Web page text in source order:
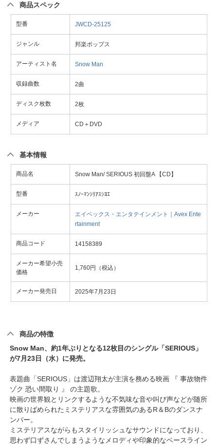
商品スペック
型番 JWCD-25125
ジャンル 邦楽ポップス
アーティスト名 Snow Man
収録曲数 2曲
ディスク枚数 2枚
メディア CD＋DVD
基本情報
商品名 Snow Man/ SERIOUS 初回盤A 【CD】
型番 ｽﾉｰﾏﾝｼﾘｱｽｼﾖｴ
メーカー
エイベックス・エンタテインメント｜Avex Ente
rtainment
商品コード 14158389
メーカー希望小売
価格
1,760円（税込）
メーカー発売日 2025年7月23日
商品の特徴
Snow Man、約1年ぶりとなる12枚目のシングル「SERIOUS」
が7月23日（水）に発売。
表題曲「SERIOUS」は渡辺翔太が主演を務める映画 『 事故物件
ゾク 恐い間取り 』 の主題歌。
映画の世界観とリンクするような不気味な音や叫び声などが随所
に散りばめられたミステリアスな雰囲気のあるR＆Bのダンスナ
ンバー。
ミステリアスながらもスタイリッシュなサウンドになっており、
思わず口ずさんでしまうようなメロディや印象的なベースライン